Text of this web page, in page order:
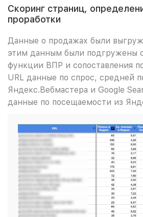
Скоринг страниц,
проработки
Данные о продажах были
этим данным были подгружены
функции ВПР и сопоставления
URL данные по спрос, средней
Яндекс.Вебмастера и Google
данные по посещаемости из